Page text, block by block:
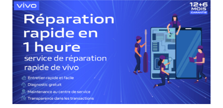
Morocco | Veuillez sélectionner le pays/la région